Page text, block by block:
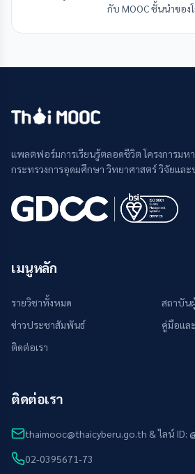
กับ MOOC ชั้นนำของ
แพลตฟอร์มการเรียนรู้ตลอดชีวิต โครงการมห
กระทรวงการอุดมศึกษา วิทยาศาสตร์ วิจัยและ
เมนูหลัก
รายวิชาทั้งหมด
สถาบั
ข่าวประชาสัมพันธ์
คู่มือแล
ติดต่อเรา
ติดต่อเรา
thaimooc@thaicyberu.go.th & ไลน์ ID:
02-0395671-73